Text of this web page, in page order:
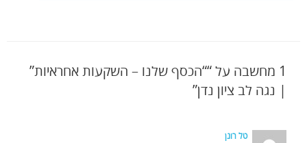
1 מחשבה על ““הכסף שלנו – השקעות אחראיות”
| נגה לב ציון נדן”
טל רונן